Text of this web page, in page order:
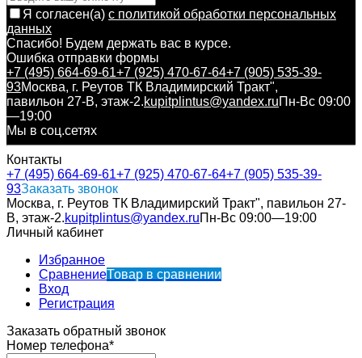
Я согласен(a) с политикой обработки персональных
данных
Спасибо! Будем держать вас в курсе.
Ошибка отправки формы
+7 (495) 664-69-61+7 (925) 470-67-64+7 (905) 535-39-
93Москва, г. Реутов ТК Владимирский Тракт",
павильон 27-В, этаж-2.kupitplintus@yandex.ruПн-Вс 09:00
—19:00
Мы в соц.сетях
Контакты
+7 (495) 664-69-61+7 (925) 470-67-64+7 (905) 535-39-
93Заказать звонок
Москва, г. Реутов ТК Владимирский Тракт", павильон 27-
В, этаж-2.kupitplintus@yandex.ruПн-Вс 09:00—19:00
Личный кабинет
Избранное
СравнениеТовар в сравнении
Вход
Регистрация
Заказать обратный звонок
Номер телефона*